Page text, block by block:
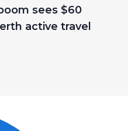
sees $60
active travel